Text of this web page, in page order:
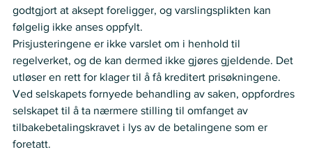
godtgjort at aksept foreligger, og varslingsplikten kan
følgelig ikke anses oppfylt.
Prisjusteringene er ikke varslet om i henhold til
regelverket, og de kan dermed ikke gjøres gjeldende. Det
utløser en rett for klager til å få kreditert prisøkningene.
Ved selskapets fornyede behandling av saken, oppfordres
selskapet til å ta nærmere stilling til omfanget av
tilbakebetalingskravet i lys av de betalingene som er
foretatt.